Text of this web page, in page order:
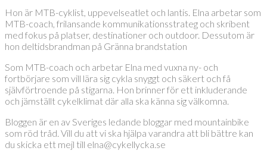
Hon är MTB-cyklist, uppevelseatlet och lantis. Elna arbetar som
MTB-coach, frilansande kommunikationsstrateg och skribent
med fokus på platser, destinationer och outdoor. Dessutom är
hon deltidsbrandman på Gränna brandstation
Som MTB-coach och arbetar Elna med vuxna ny- och
fortbörjare som vill lära sig cykla snyggt och säkert och få
självförtroende på stigarna. Hon brinner för ett inkluderande
och jämställt cykelklimat där alla ska känna sig välkomna.
Bloggen är en av Sveriges ledande bloggar med mountainbike
som röd tråd. Vill du att vi ska hjälpa varandra att bli bättre kan
du skicka ett mejl till elna@cykellycka.se